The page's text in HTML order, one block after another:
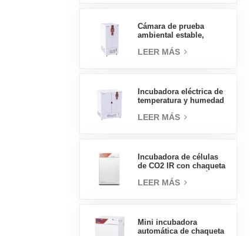
Cámara de prueba
ambiental estable,
laboratorio, precio al
LEER MÁS
Incubadora eléctrica de
temperatura y humedad
suministros de
LEER MÁS
Incubadora de células
de CO2 IR con chaqueta
160L Incubadoras
LEER MÁS
Mini incubadora
automática de chaqueta